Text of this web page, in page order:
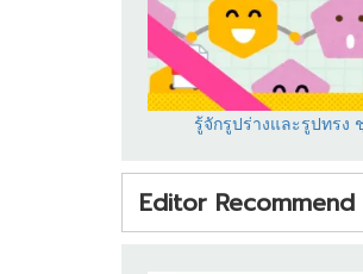
รู้จักรูปร่างและรูปทรง
Editor Recommend